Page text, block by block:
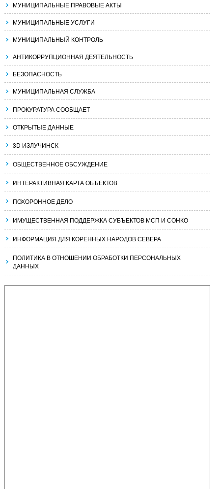
МУНИЦИПАЛЬНЫЕ ПРАВОВЫЕ АКТЫ
МУНИЦИПАЛЬНЫЕ УСЛУГИ
МУНИЦИПАЛЬНЫЙ КОНТРОЛЬ
АНТИКОРРУПЦИОННАЯ ДЕЯТЕЛЬНОСТЬ
БЕЗОПАСНОСТЬ
МУНИЦИПАЛЬНАЯ СЛУЖБА
ПРОКУРАТУРА СООБЩАЕТ
ОТКРЫТЫЕ ДАННЫЕ
3D ИЗЛУЧИНСК
ОБЩЕСТВЕННОЕ ОБСУЖДЕНИЕ
ИНТЕРАКТИВНАЯ КАРТА ОБЪЕКТОВ
ПОХОРОННОЕ ДЕЛО
ИМУЩЕСТВЕННАЯ ПОДДЕРЖКА СУБЪЕКТОВ МСП И СОНКО
ИНФОРМАЦИЯ ДЛЯ КОРЕННЫХ НАРОДОВ СЕВЕРА
ПОЛИТИКА В ОТНОШЕНИИ ОБРАБОТКИ ПЕРСОНАЛЬНЫХ
ДАННЫХ